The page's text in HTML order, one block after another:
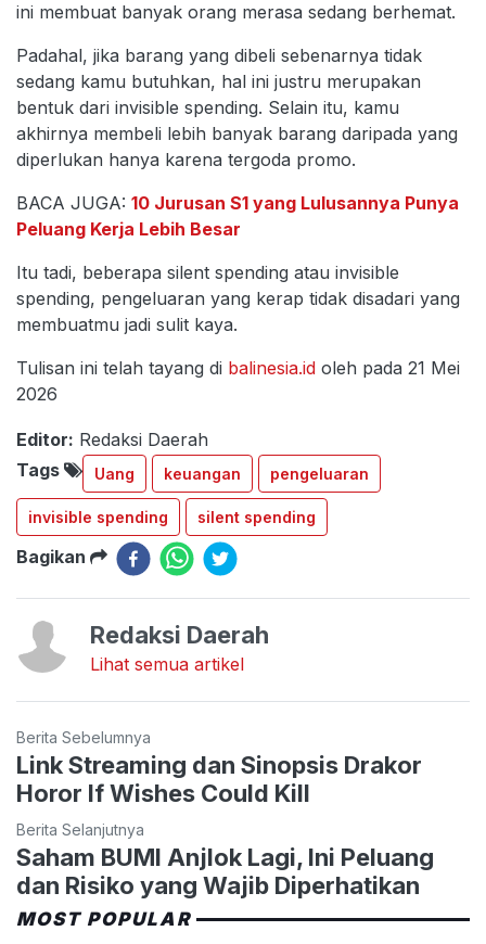
ini membuat banyak orang merasa sedang berhemat.
Padahal, jika barang yang dibeli sebenarnya tidak
sedang kamu butuhkan, hal ini justru merupakan
bentuk dari invisible spending. Selain itu, kamu
akhirnya membeli lebih banyak barang daripada yang
diperlukan hanya karena tergoda promo.
BACA JUGA: 10 Jurusan S1 yang Lulusannya Punya
Peluang Kerja Lebih Besar
Itu tadi, beberapa silent spending atau invisible
spending, pengeluaran yang kerap tidak disadari yang
membuatmu jadi sulit kaya.
Tulisan ini telah tayang di balinesia.id oleh pada 21 Mei
2026
Editor: Redaksi Daerah
Tags
Uang keuangan pengeluaran
invisible spending silent spending
Bagikan
Redaksi Daerah
Lihat semua artikel
Berita Sebelumnya
Link Streaming dan Sinopsis Drakor
Horor If Wishes Could Kill
Berita Selanjutnya
Saham BUMI Anjlok Lagi, Ini Peluang
dan Risiko yang Wajib Diperhatikan
MOST POPULAR